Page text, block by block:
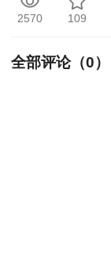
动、措施和保
2. 专项应
专项应急
开挖、脚手架
制定的计划或
为综合应急预
3. 现场处
2570 109
全部评论（0）